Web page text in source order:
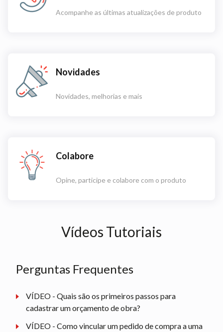
Acompanhe as últimas atualizações de produto
Novidades
Novidades, melhorias e mais
Colabore
Opine, participe e colabore com o produto
Vídeos Tutoriais
Perguntas Frequentes
VÍDEO - Quais são os primeiros passos para
cadastrar um orçamento de obra?
VÍDEO - Como vincular um pedido de compra a uma